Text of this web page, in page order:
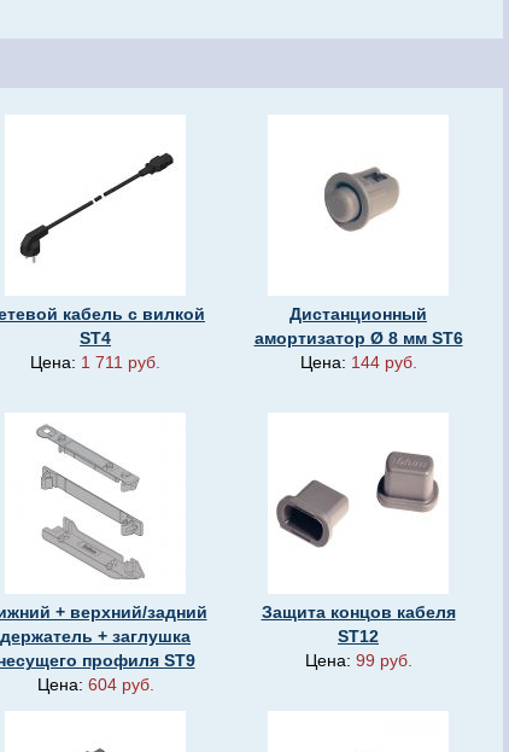
кабель с вилкой
ST4
Цена: 1 711 руб.
Дистанционный
амортизатор Ø 8 мм ST6
Цена: 144 руб.
+ верхний/задний
держатель + заглушка
профиля ST9
Цена: 604 руб.
Защита концов кабеля
ST12
Цена: 99 руб.